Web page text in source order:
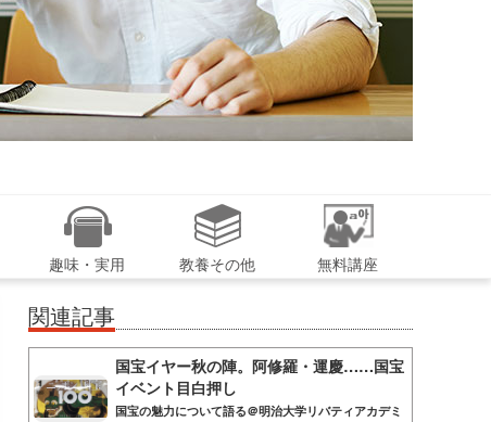
趣味・実用 教養その他 無料講座
関連記事
国宝イヤー秋の陣。阿修羅・運慶……国宝
イベント目白押し
国宝の魅力について語る＠明治大学リバティアカデミ